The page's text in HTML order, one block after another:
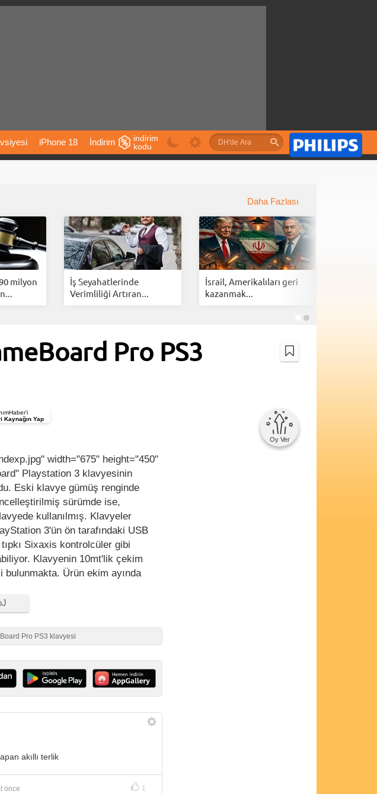
iPhone 18 İndirim
indirim
kodu
Daha Fazlası
milyon
İş Seyahatlerinde
Verimliliği Artıran...
İsrail, Amerikalıları geri
kazanmak...
Pro PS3
Kaynağın Yap
Oy Ver
width="675" height="450"
Playstation 3 klavyesinin
Eski klavye gümüş renginde
sürümde ise,
kullanılmış. Klavyeler
3'ün ön tarafındaki USB
Sixaxis kontrolcüler gibi
Klavyenin 10mt'lik çekim
Ürün ekim ayında
Pro PS3 klavyesi
akıllı terlik
önce 1